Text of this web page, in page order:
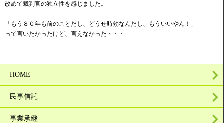
改めて裁判官の独立性を感じました。
「もう８０年も前のことだし、どうせ時効なんだし、もういいやん！」
って言いたかったけど、言えなかった・・・
HOME
民事信託
事業承継